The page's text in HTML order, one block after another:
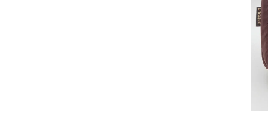
2ème
Écran
-